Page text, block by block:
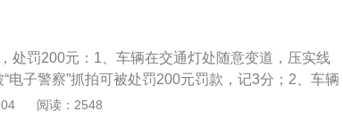
作用和单黄实线一样，也是禁止双方向车辆越线或
。处罚200元：1、车辆在交通灯处随意变道，压实线
电子警察”抓拍可被处罚200元罚款，记3分；2、车辆
处罚200元并记3分；3、车辆不在引导车道上行
阅读：2548